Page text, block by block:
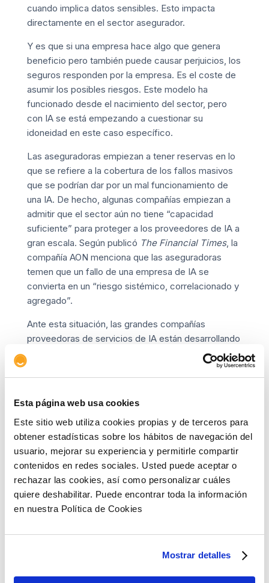
Esta página web usa cookies
Este sitio web utiliza cookies propias y de terceros para
obtener estadísticas sobre los hábitos de navegación del
usuario, mejorar su experiencia y permitirle compartir
contenidos en redes sociales. Usted puede aceptar o
rechazar las cookies, así como personalizar cuáles
quiere deshabilitar. Puede encontrar toda la información
en nuestra Política de Cookies
Mostrar detalles
cuando implica datos sensibles. Esto impacta
directamente en el sector asegurador.
Y es que si una empresa hace algo que genera
beneficio pero también puede causar perjuicios, los
seguros responden por la empresa. Es el coste de
asumir los posibles riesgos. Este modelo ha
funcionado desde el nacimiento del sector, pero
con IA se está empezando a cuestionar su
idoneidad en este caso específico.
Las aseguradoras empiezan a tener reservas en lo
que se refiere a la cobertura de los fallos masivos
que se podrían dar por un mal funcionamiento de
una IA. De hecho, algunas compañías empiezan a
admitir que el sector aún no tiene “capacidad
suficiente” para proteger a los proveedores de IA a
gran escala. Según publicó The Financial Times, la
compañía AON menciona que las aseguradoras
temen que un fallo de una empresa de IA se
convierta en un “riesgo sistémico, correlacionado y
agregado”.
Ante esta situación, las grandes compañías
proveedoras de servicios de IA están desarrollando
formas de autoasegurarse. O bien destinan fondos
o
aseguradora propia para cubrir riesgos internos si
las aseguradoras del mercado no lo hacen.
El sector ya empieza a acusar algunas
consecuencias: subida de primas y reducción de
coberturas. También ampliación de plazos, debido a
las complejidades legales y administrativas. La
incertidumbre jurídica y el vacío en gobernanza
ocasionan ya nuevos costes fijos en el sector. Sin
un mecanismo de evaluación de riesgo de la IA
conservadoras. Y toman medidas que encarecen
los productos aseguradores para estas empresas.